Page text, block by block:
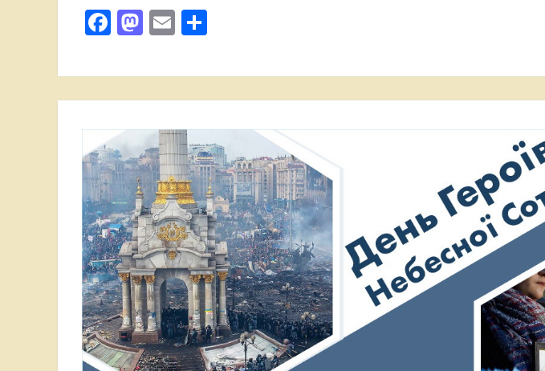
Facebook
Mastodon
Email